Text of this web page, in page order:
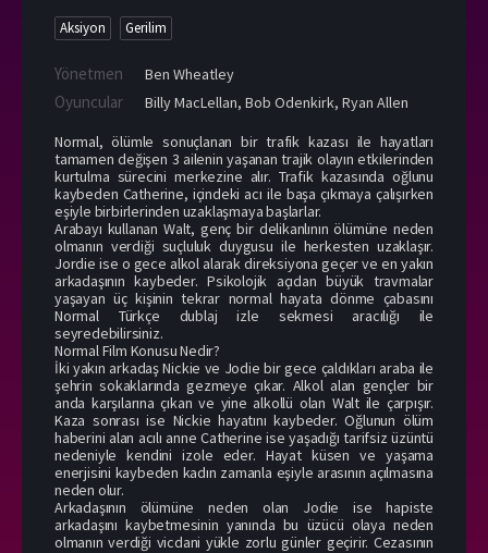
Aksiyon Gerilim
Yönetmen Ben Wheatley
Oyuncular Billy MacLellan, Bob Odenkirk, Ryan Allen
Normal, ölümle sonuçlanan bir trafik kazası ile hayatları
tamamen değişen 3 ailenin yaşanan trajik olayın etkilerinden
kurtulma sürecini merkezine alır. Trafik kazasında oğlunu
kaybeden Catherine, içindeki acı ile başa çıkmaya çalışırken
eşiyle birbirlerinden uzaklaşmaya başlarlar.
Arabayı kullanan Walt, genç bir delikanlının ölümüne neden
olmanın verdiği suçluluk duygusu ile herkesten uzaklaşır.
Jordie ise o gece alkol alarak direksiyona geçer ve en yakın
arkadaşının kaybeder. Psikolojik açıdan büyük travmalar
yaşayan üç kişinin tekrar normal hayata dönme çabasını
Normal Türkçe dublaj izle sekmesi aracılığı ile
seyredebilirsiniz.
Normal Film Konusu Nedir?
İki yakın arkadaş Nickie ve Jodie bir gece çaldıkları araba ile
şehrin sokaklarında gezmeye çıkar. Alkol alan gençler bir
anda karşılarına çıkan ve yine alkollü olan Walt ile çarpışır.
Kaza sonrası ise Nickie hayatını kaybeder. Oğlunun ölüm
haberini alan acılı anne Catherine ise yaşadığı tarifsiz üzüntü
nedeniyle kendini izole eder. Hayat küsen ve yaşama
enerjisini kaybeden kadın zamanla eşiyle arasının açılmasına
neden olur.
Arkadaşının ölümüne neden olan Jodie ise hapiste
arkadaşını kaybetmesinin yanında bu üzücü olaya neden
olmanın verdiği vicdani yükle zorlu günler geçirir. Cezasının